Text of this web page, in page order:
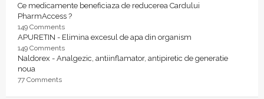
Ce medicamente beneficiaza de reducerea Cardului
PharmAccess ?
149 Comments
APURETIN - Elimina excesul de apa din organism
149 Comments
Naldorex - Analgezic, antiinflamator, antipiretic de generatie
noua
77 Comments